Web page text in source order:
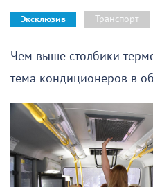
Эксклюзив Транспорт
Чем выше столбики
тема кондиционеров в